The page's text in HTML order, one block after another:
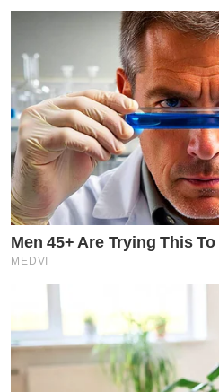
Men 45+ Are Trying This
MEDVI